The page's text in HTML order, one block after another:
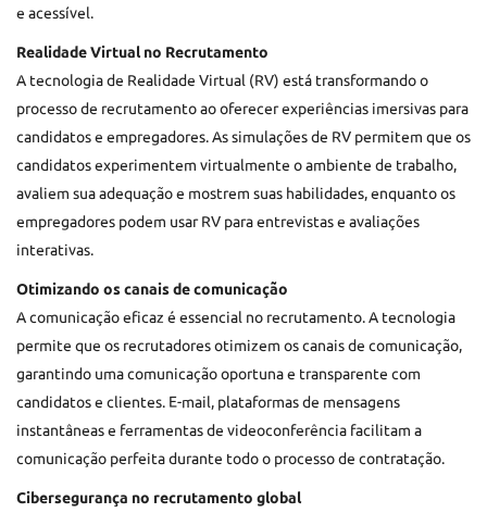
e acessível.
Realidade Virtual no Recrutamento
A tecnologia de Realidade Virtual (RV) está transformando o
processo de recrutamento ao oferecer experiências imersivas para
candidatos e empregadores. As simulações de RV permitem que os
candidatos experimentem virtualmente o ambiente de trabalho,
avaliem sua adequação e mostrem suas habilidades, enquanto os
empregadores podem usar RV para entrevistas e avaliações
interativas.
Otimizando os canais de comunicação
A comunicação eficaz é essencial no recrutamento. A tecnologia
permite que os recrutadores otimizem os canais de comunicação,
garantindo uma comunicação oportuna e transparente com
candidatos e clientes. E-mail, plataformas de mensagens
instantâneas e ferramentas de videoconferência facilitam a
comunicação perfeita durante todo o processo de contratação.
Cibersegurança no recrutamento global